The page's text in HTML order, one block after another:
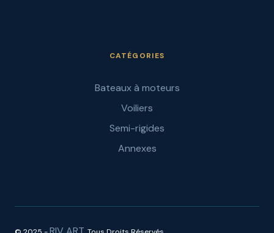
CATÉGORIES
Bateaux à moteurs
Voiliers
Semi-rigides
Annexes